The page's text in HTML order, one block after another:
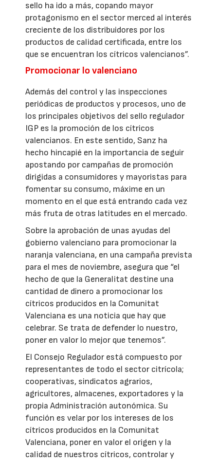
sello ha ido a más, copando mayor
protagonismo en el sector merced al interés
creciente de los distribuidores por los
productos de calidad certificada, entre los
que se encuentran los cítricos valencianos”.
Promocionar lo valenciano
Además del control y las inspecciones
periódicas de productos y procesos, uno de
los principales objetivos del sello regulador
IGP es la promoción de los cítricos
valencianos. En este sentido, Sanz ha
hecho hincapié en la importancia de seguir
apostando por campañas de promoción
dirigidas a consumidores y mayoristas para
fomentar su consumo, máxime en un
momento en el que está entrando cada vez
más fruta de otras latitudes en el mercado.
Sobre la aprobación de unas ayudas del
gobierno valenciano para promocionar la
naranja valenciana, en una campaña prevista
para el mes de noviembre, asegura que “el
hecho de que la Generalitat destine una
cantidad de dinero a promocionar los
cítricos producidos en la Comunitat
Valenciana es una noticia que hay que
celebrar. Se trata de defender lo nuestro,
poner en valor lo mejor que tenemos”.
El Consejo Regulador está compuesto por
representantes de todo el sector citrícola;
cooperativas, sindicatos agrarios,
agricultores, almacenes, exportadores y la
propia Administración autonómica. Su
función es velar por los intereses de los
cítricos producidos en la Comunitat
Valenciana, poner en valor el origen y la
calidad de nuestros cítricos, controlar y